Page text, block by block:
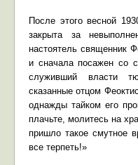
После этого весной
закрыта за
настоятель священник
и сначала посажен со
служивший власти
сказанные отцом
однажды тайком его
плачьте, молитесь на
пришло такое смутное
все терпеть!»